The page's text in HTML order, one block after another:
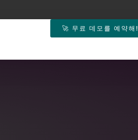
🚀 무료 데모를 예약해!